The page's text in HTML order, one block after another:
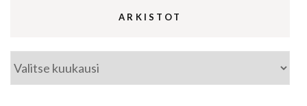
ARKISTOT
Arkistot